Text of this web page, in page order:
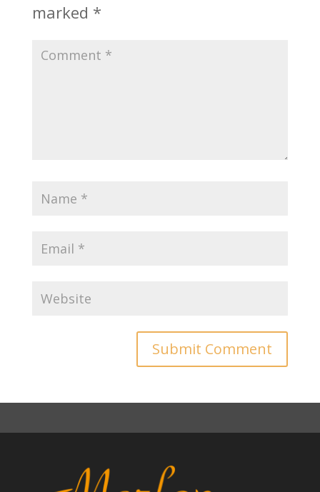
marked *